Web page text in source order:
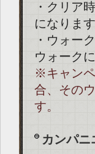
・クリア
になります
・ウォー
ウォーク
※キャン
合、その
す。
カンパニ